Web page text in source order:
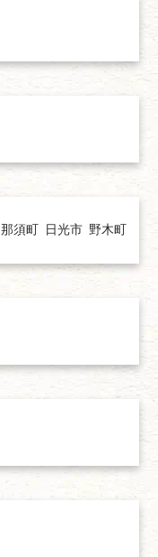
那須町 日光市 野木町